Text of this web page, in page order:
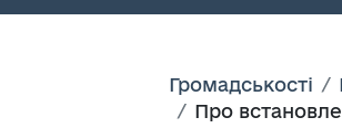
Громадськості
Про